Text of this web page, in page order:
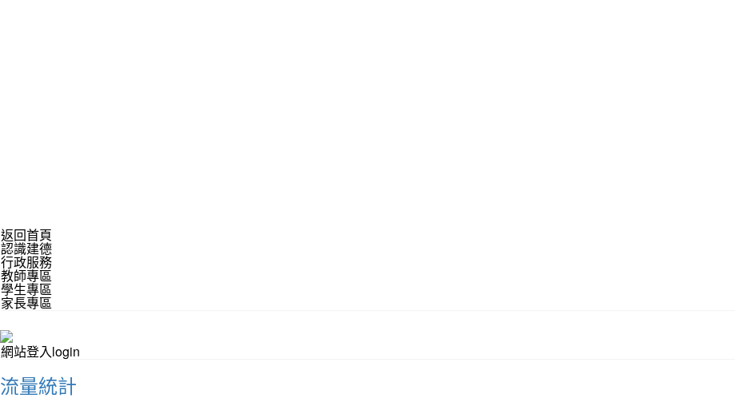
返回首頁
認識建德
行政服務
教師專區
學生專區
家長專區
網站登入login
流量統計